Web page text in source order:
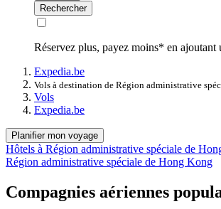
Rechercher
Réservez plus, payez moins* en ajoutant
Expedia.be
Vols à destination de Région administrative
Vols
Expedia.be
Planifier mon voyage
Hôtels à Région administrative spéciale de
Région administrative spéciale de Hong Kong
Compagnies aériennes